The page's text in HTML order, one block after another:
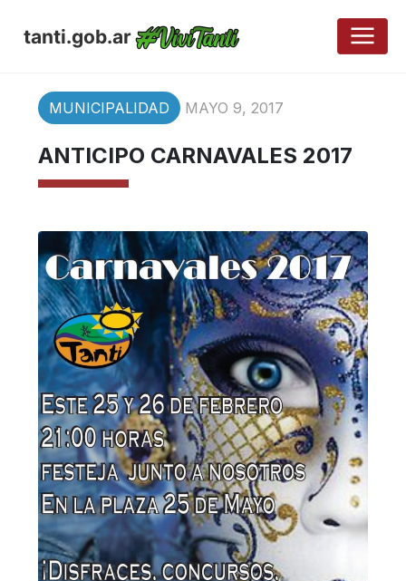
tanti.gob.ar
MUNICIPALIDAD MAYO 9, 2017
ANTICIPO CARNAVALES 2017